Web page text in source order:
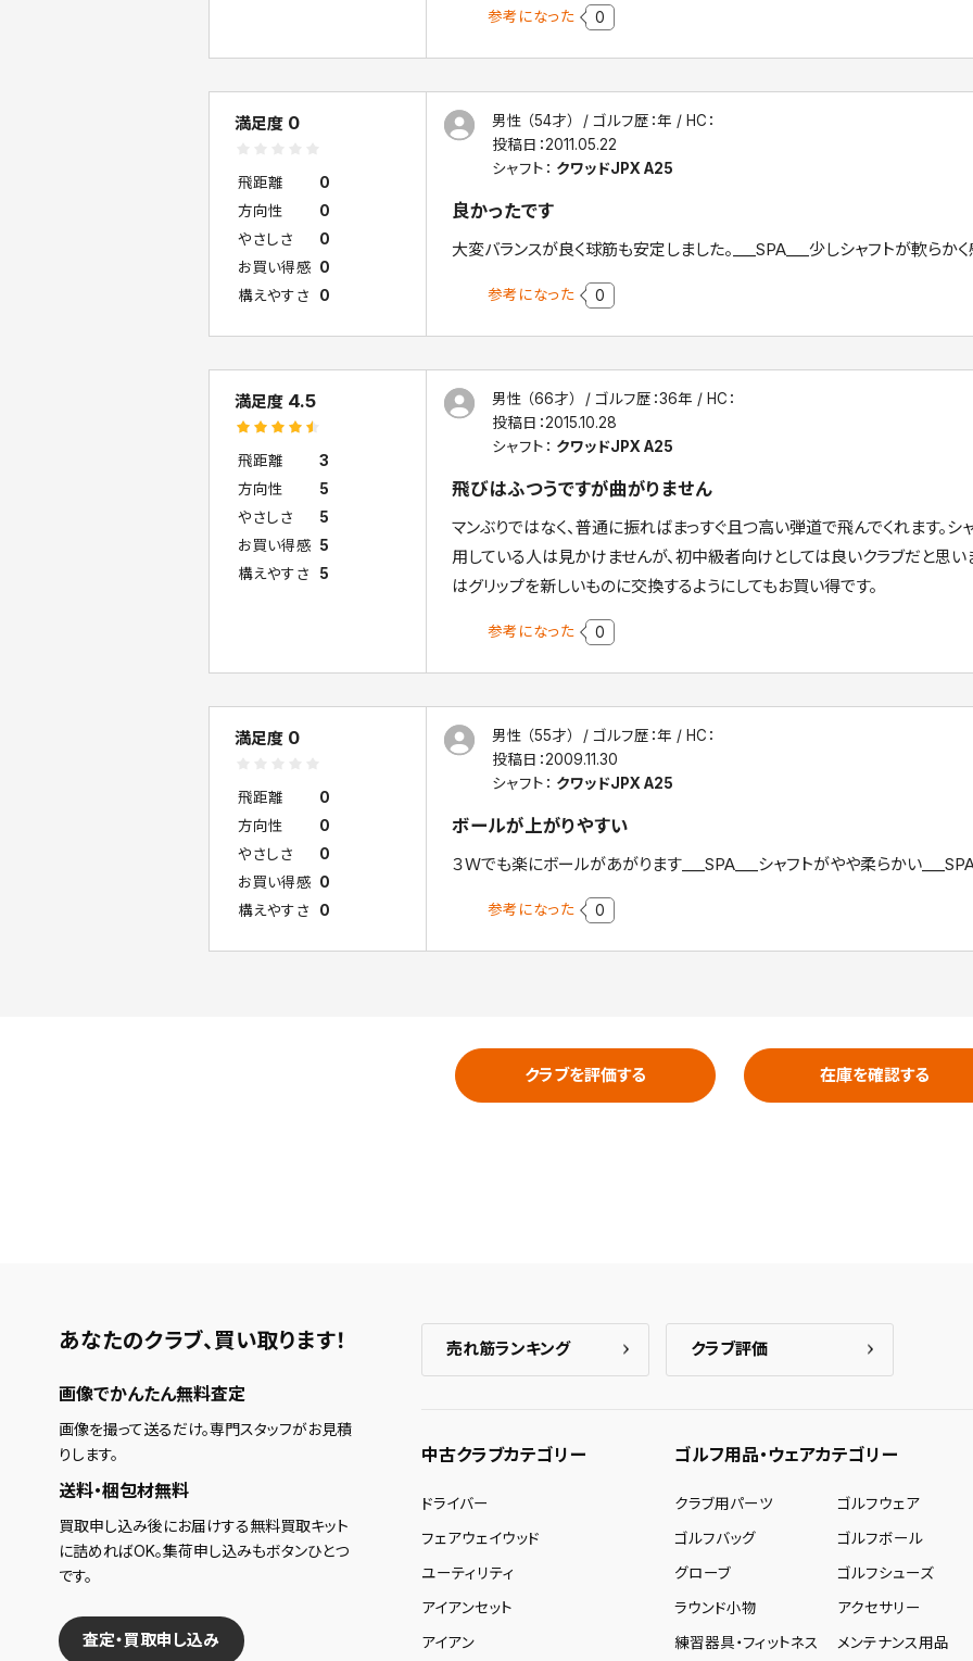
参考になった 0
満足度 0
飛距離
0
方向性
0
やさしさ
0
お買い得感 0
構えやすさ
0
男性 （54才） ゴルフ歴：年
HC：
投稿日：2011.05.22
シャフト： クワッドJPX A25
良かったです
大変バランスが良く球筋も安定しました。___SPA___少しシャフトが軟らかく
参考になった 0
満足度 4.5
飛距離
3
方向性
5
やさしさ
5
お買い得感 5
構えやすさ
5
男性 （66才） ゴルフ歴：36年
HC：
投稿日：2015.10.28
シャフト： クワッドJPX A25
飛びはふつうですが曲がりません
マンぶりではなく、普通に振ればまっすぐ且つ高い弾道で飛んでくれます。シ
用している人は見かけませんが、初中級者向けとしては良いクラブだと思い
はグリップを新しいものに交換するようにしてもお買い得です。
参考になった 0
満足度 0
飛距離
0
方向性
0
やさしさ
0
お買い得感 0
構えやすさ
0
男性 （55才） ゴルフ歴：年
HC：
投稿日：2009.11.30
シャフト： クワッドJPX A25
ボールが上がりやすい
３Ｗでも楽にボールがあがります___SPA___シャフトがやや柔らかい
参考になった 0
クラブを評価する 在庫を確認する
あなたのクラブ、 買い取ります！
画像でかんたん無料査定
画像を撮って送るだけ。専門スタッフがお見積
りします。
送料・梱包材無料
買取申し込み後にお届けする無料買取キット
に詰めればOK。集荷申し込みもボタンひとつ
です。
査定・買取申し込み
売れ筋ランキング クラブ評価
中古クラブカテゴリー
ドライバー
フェアウェイウッド
ユーティリティ
アイアンセット
アイアン
ゴルフ用品・ウェアカテゴリー
クラブ用パーツ
ゴルフウェア
ゴルフバッグ
ゴルフボール
グローブ
ゴルフシューズ
ラウンド小物
アクセサリー
練習器具・フィットネス
メンテナンス用品